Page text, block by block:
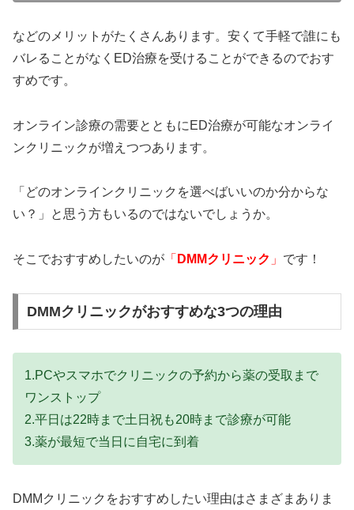
などのメリットがたくさんあります。安くて手軽で誰にも
バレることがなくED治療を受けることができるのでおす
すめです。
オンライン診療の需要とともにED治療が可能なオンライ
ンクリニックが増えつつあります。
「どのオンラインクリニックを選べばいいのか分からな
い？」と思う方もいるのではないでしょうか。
そこでおすすめしたいのが 「 DMMクリニック 」 です！
DMMクリニックがおすすめな3つの理由
1.PCやスマホでクリニックの予約から薬の受取まで
ワンストップ
2.平日は22時まで土日祝も20時まで診療が可能
3.薬が最短で当日に自宅に到着
DMMクリニックをおすすめしたい理由はさまざまありま